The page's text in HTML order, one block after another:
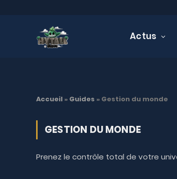
Actus
Accueil » Guides » Gestion du monde
GESTION DU MONDE
Prenez le contrôle total de votre